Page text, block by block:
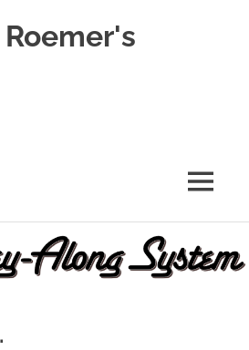
MENÜ